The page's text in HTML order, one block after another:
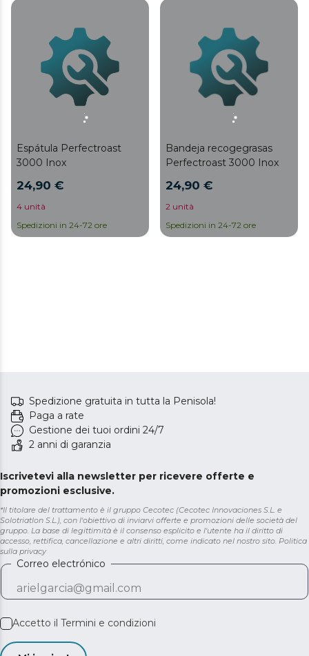
Espátula Perfectroast
3000 Inox
24,90 €
4 unità
Spedizioni in 24-72 ore
Bandeja recogegrasas
Perfectroast 3000 Inox
24,90 €
2 unità
Spedizioni in 24-72 ore
Spedizione gratuita in tutta la Penisola!
Paga a rate
Gestione dei tuoi ordini 24/7
2 anni di garanzia
Iscrivetevi alla newsletter per ricevere offerte e
promozioni esclusive.
*Il titolare del trattamento è il gruppo Cecotec (Cecotec Innovaciones S.L. e
Solotriatlon S.L.), con l'obiettivo di inviarvi offerte e promozioni delle società del
gruppo. La base di legittimità è il consenso esplicito e l'utente ha il diritto di
accesso, rettifica, cancellazione e altri diritti, come indicato nel nostro sito. Politica
sulla privacy
Correo electrónico
Accetto il Termini e condizioni